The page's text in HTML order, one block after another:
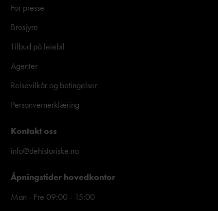
For presse
Brosjyre
Tilbud på leiebil
Agenter
Reisevilkår og betingelser
Personvernerklæring
Kontakt oss
info@dehistoriske.no
Åpningstider hovedkontor
Man - Fre 09:00 - 15:00